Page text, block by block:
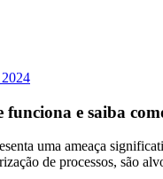
e saiba
uma ameaça
de processos, são